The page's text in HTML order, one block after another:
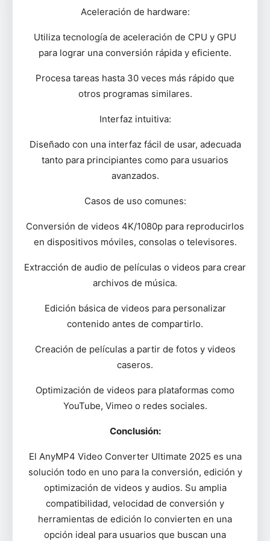
Aceleración de hardware:
Utiliza tecnología de aceleración de CPU y GPU
para lograr una conversión rápida y eficiente.
Procesa tareas hasta 30 veces más rápido que
otros programas similares.
Interfaz intuitiva:
Diseñado con una interfaz fácil de usar, adecuada
tanto para principiantes como para usuarios
avanzados.
Casos de uso comunes:
Conversión de videos 4K/1080p para reproducirlos
en dispositivos móviles, consolas o televisores.
Extracción de audio de películas o videos para crear
archivos de música.
Edición básica de videos para personalizar
contenido antes de compartirlo.
Creación de películas a partir de fotos y videos
caseros.
Optimización de videos para plataformas como
YouTube, Vimeo o redes sociales.
Conclusión:
El AnyMP4 Video Converter Ultimate 2025 es una
solución todo en uno para la conversión, edición y
optimización de videos y audios. Su amplia
compatibilidad, velocidad de conversión y
herramientas de edición lo convierten en una
opción ideal para usuarios que buscan una